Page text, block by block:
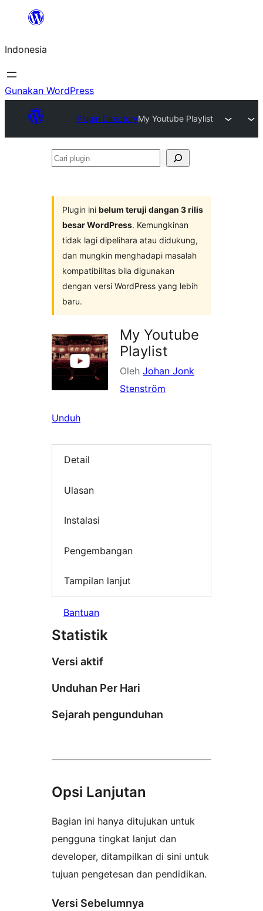
Lewati
konten
Indonesia
Gunakan WordPress
Plugin DirectoryMy Youtube Playlist
Cari
Plugin ini belum teruji dangan 3 rilis
besar WordPress. Kemungkinan
tidak lagi dipelihara atau didukung,
dan mungkin menghadapi masalah
kompatibilitas bila digunakan
dengan versi WordPress yang lebih
baru.
My Youtube
Playlist
Oleh Johan Jonk
Stenström
Unduh
Detail
Ulasan
Instalasi
Pengembangan
Tampilan lanjut
Bantuan
Statistik
Versi aktif
Unduhan Per Hari
Sejarah pengunduhan
Opsi Lanjutan
Bagian ini hanya ditujukan untuk
pengguna tingkat lanjut dan
developer, ditampilkan di sini untuk
tujuan pengetesan dan pendidikan.
Versi Sebelumnya